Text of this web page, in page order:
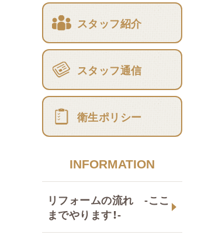
スタッフ紹介
スタッフ通信
衛生ポリシー
INFORMATION
リフォームの流れ -ここ
までやります！-